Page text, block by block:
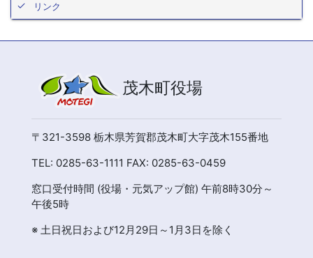
リンク
茂木町役場
〒321-3598 栃木県芳賀郡茂木町大字茂木155番地
TEL: 0285-63-1111 FAX: 0285-63-0459
窓口受付時間 (役場・元気アップ館) 午前8時30分～
午後5時
※ 土日祝日および12月29日～1月3日を除く